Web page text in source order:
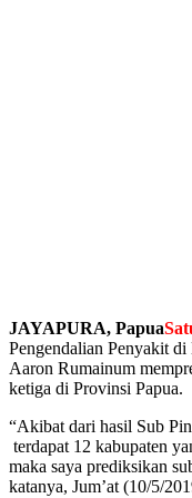
JAYAPURA, Papua
Pengendalian Penyakit
Aaron Rumainum
ketiga di Provinsi Papua.
“Akibat dari hasil Sub
terdapat 12 kabupaten
maka saya prediksikan
katanya, Jum’at (10/5/